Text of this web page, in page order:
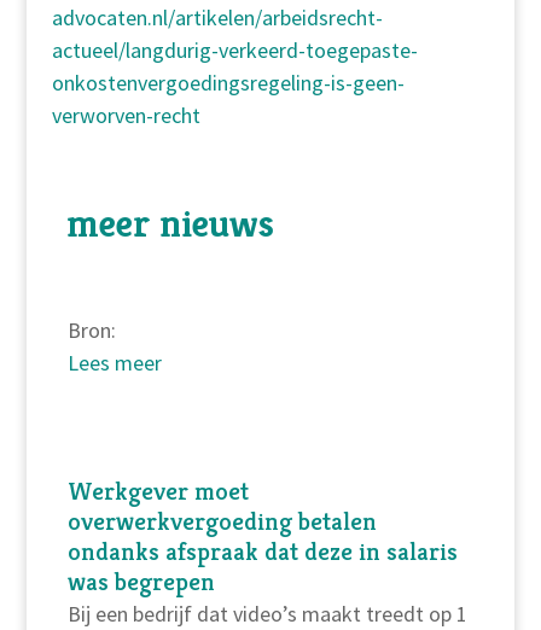
advocaten.nl/artikelen/arbeidsrecht-
actueel/langdurig-verkeerd-toegepaste-
onkostenvergoedingsregeling-is-geen-
verworven-recht
meer nieuws
Bron:
Lees meer
Werkgever moet
overwerkvergoeding betalen
ondanks afspraak dat deze in salaris
was begrepen
Bij een bedrijf dat video’s maakt treedt op 1